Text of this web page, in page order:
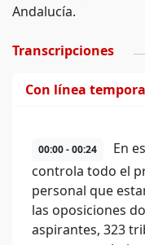
Andalucía.
Transcripciones
Con línea
00:00 - 00:24
En
controla todo el
personal que
las oposiciones
aspirantes, 323